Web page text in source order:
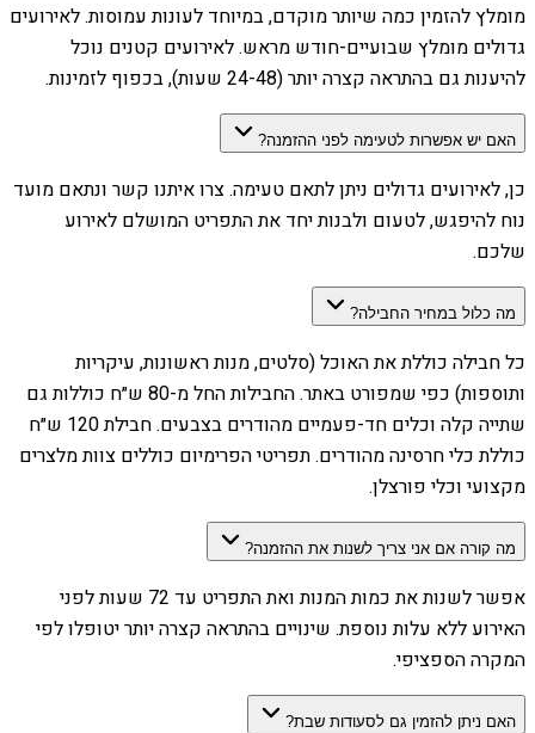
מומלץ להזמין כמה שיותר מוקדם, במיוחד לעונות עמוסות. לאירועים
גדולים מומלץ שבועיים-חודש מראש. לאירועים קטנים נוכל
להיענות גם בהתראה קצרה יותר (24-48 שעות), בכפוף לזמינות.
האם יש אפשרות לטעימה לפני ההזמנה?
כן, לאירועים גדולים ניתן לתאם טעימה. צרו איתנו קשר ונתאם מועד
נוח להיפגש, לטעום ולבנות יחד את התפריט המושלם לאירוע
שלכם.
מה כלול במחיר החבילה?
כל חבילה כוללת את האוכל (סלטים, מנות ראשונות, עיקריות
ותוספות) כפי שמפורט באתר. החבילות החל מ-80 ש״ח כוללות גם
שתייה קלה וכלים חד-פעמיים מהודרים בצבעים. חבילת 120 ש״ח
כוללת כלי חרסינה מהודרים. תפריטי הפרימיום כוללים צוות מלצרים
מקצועי וכלי פורצלן.
מה קורה אם אני צריך לשנות את ההזמנה?
אפשר לשנות את כמות המנות ואת התפריט עד 72 שעות לפני
האירוע ללא עלות נוספת. שינויים בהתראה קצרה יותר יטופלו לפי
המקרה הספציפי.
האם ניתן להזמין גם לסעודות שבת?